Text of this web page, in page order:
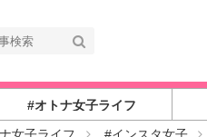
#オトナ女子ライフ